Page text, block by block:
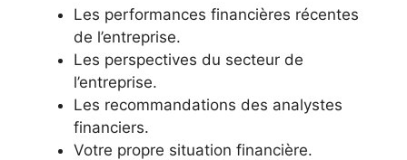
Les performances financières récentes
de l’entreprise.
Les perspectives du secteur de
l’entreprise.
Les recommandations des analystes
financiers.
Votre propre situation financière.